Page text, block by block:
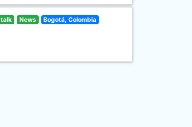
talk News Bogotá, Colombia